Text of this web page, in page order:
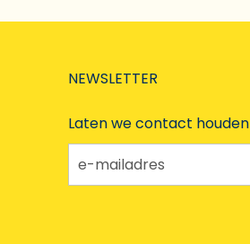
NEWSLETTER
Laten we contact houden
e-mailadres